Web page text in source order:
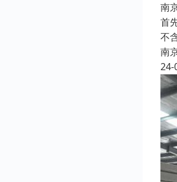
南
首
不
南
24-